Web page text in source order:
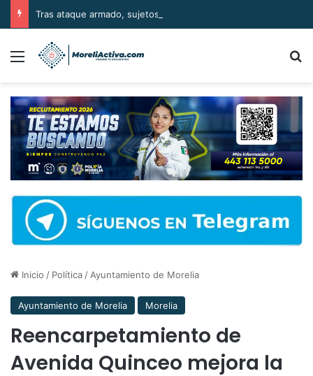
Menú
Inicio / Política / Ayuntamiento de Morelia
Ayuntamiento de Morelia Morelia
Reencarpetamiento de
Avenida Quinceo mejora la